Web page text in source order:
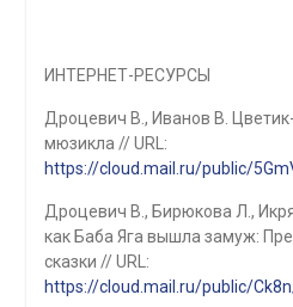
ИНТЕРНЕТ-РЕСУРСЫ
Дроцевич В., Иванов В.
мюзикла // URL:
https://cloud.mail.ru/public/
Дроцевич В., Бирюкова Л.,
как Баба Яга вышла замуж:
сказки // URL:
https://cloud.mail.ru/public/